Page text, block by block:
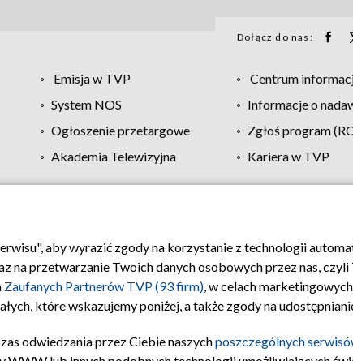
Dołącz do nas:
Emisja w TVP Centrum
System NOS Informacje o
Ogłoszenie przetargowe Zgłoś program
Akademia Telewizyjna Kariera w TVP
Regulamin TVP Polityka prywatności Moje
aby wyrazić zgody na korzystanie z technologii
na przetwarzanie Twoich danych osobowych przez nas,
Zaufanych Partnerów TVP (93 firm), w celach
które wskazujemy poniżej, a także zgody na
odwiedzania przez Ciebie naszychposzczególnych